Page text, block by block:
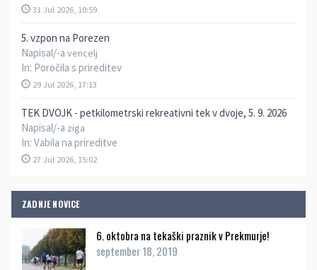
31 Jul 2026, 10:59
5. vzpon na Porezen
Napisal/-a vencelj
In: Poročila s prireditev
29 Jul 2026, 17:13
TEK DVOJK - petkilometrski rekreativni tek v dvoje, 5. 9. 2026
Napisal/-a ziga
In: Vabila na prireditve
27 Jul 2026, 15:02
ZADNJE NOVICE
6. oktobra na tekaški praznik v Prekmurje!
september 18, 2019